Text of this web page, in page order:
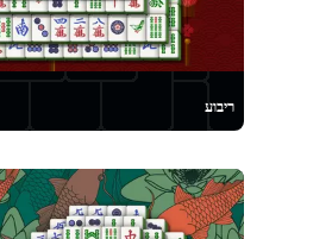
ריבוע